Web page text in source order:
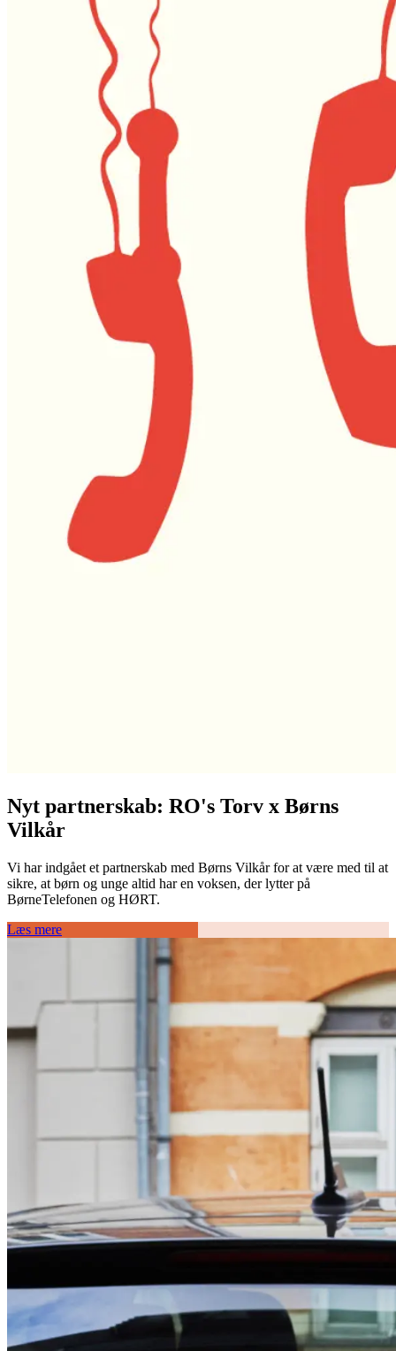
Nyt partnerskab: RO's Torv x Børns
Vilkår
Vi har indgået et partnerskab med Børns Vilkår for at være med til at
sikre, at børn og unge altid har en voksen, der lytter på
BørneTelefonen og HØRT.
Læs mere